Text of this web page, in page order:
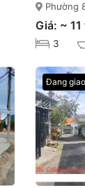
Phường
Giá: ~
3
Đang